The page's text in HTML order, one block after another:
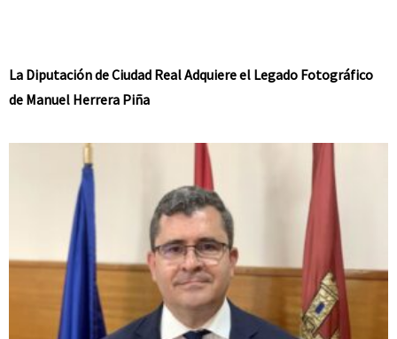
La Diputación de Ciudad Real Adquiere el Legado Fotográfico
de Manuel Herrera Piña